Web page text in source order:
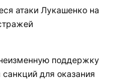
атаки Лукашенко на
поддержку
для оказания